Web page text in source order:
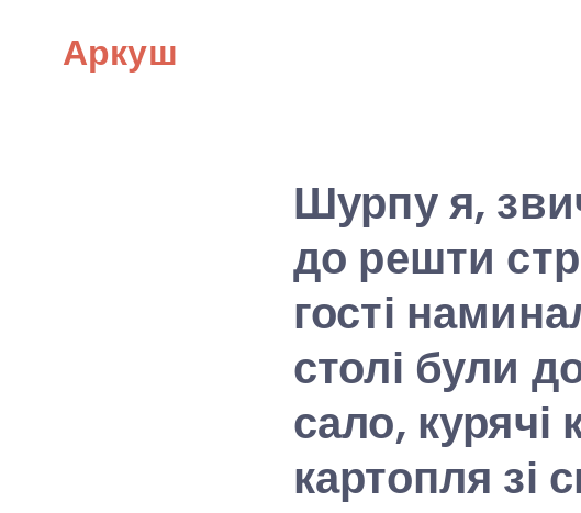
Аркуш
Шурпу я,
до решти
гості
столі були
сало, курячі
картопля зі